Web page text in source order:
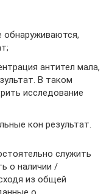
обнаруживаются,
антител мала,
В таком
исследование
кон результат.
служить
о наличии /
из общей